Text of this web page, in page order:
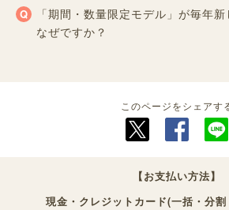
「期間・数量限定モデル」が毎年
なぜですか？
このページをシェアす
【お支払い方法】
現金・クレジットカード(一括・分